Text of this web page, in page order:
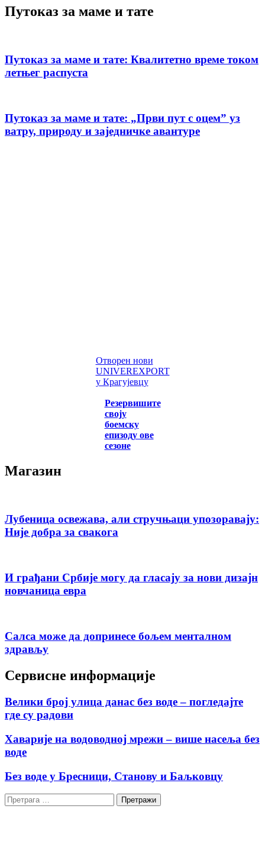
Путоказ за маме и тате
Путоказ за маме и тате: Квалитетно време током
летњег распуста
Путоказ за маме и тате: „Први пут с оцемˮ уз
ватру, природу и заједничке авантуре
Отворен нови
UNIVEREXPORT
у Крагујевцу
Резервишите
своју
боемску
епизоду ове
сезоне
Магазин
Лубеница освежава, али стручњаци упозоравају:
Није добра за свакога
И грађани Србије могу да гласају за нови дизајн
новчаница евра
Салса може да допринесе бољем менталном
здрављу
Сервисне информације
Велики број улица данас без воде – погледајте
где су радови
Хаварије на водоводној мрежи – више насеља без
воде
Без воде у Бресници, Станову и Баљковцу
Претрага
за: